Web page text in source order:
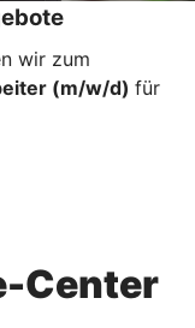
wir zum
(m/w/d) für
Center